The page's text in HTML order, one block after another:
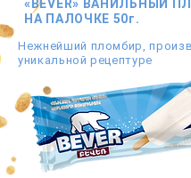
«BEVER» ВАНИЛЬНЫЙ
НА ПАЛОЧКЕ 50г.
Нежнейший пломбир,
уникальной рецептуре